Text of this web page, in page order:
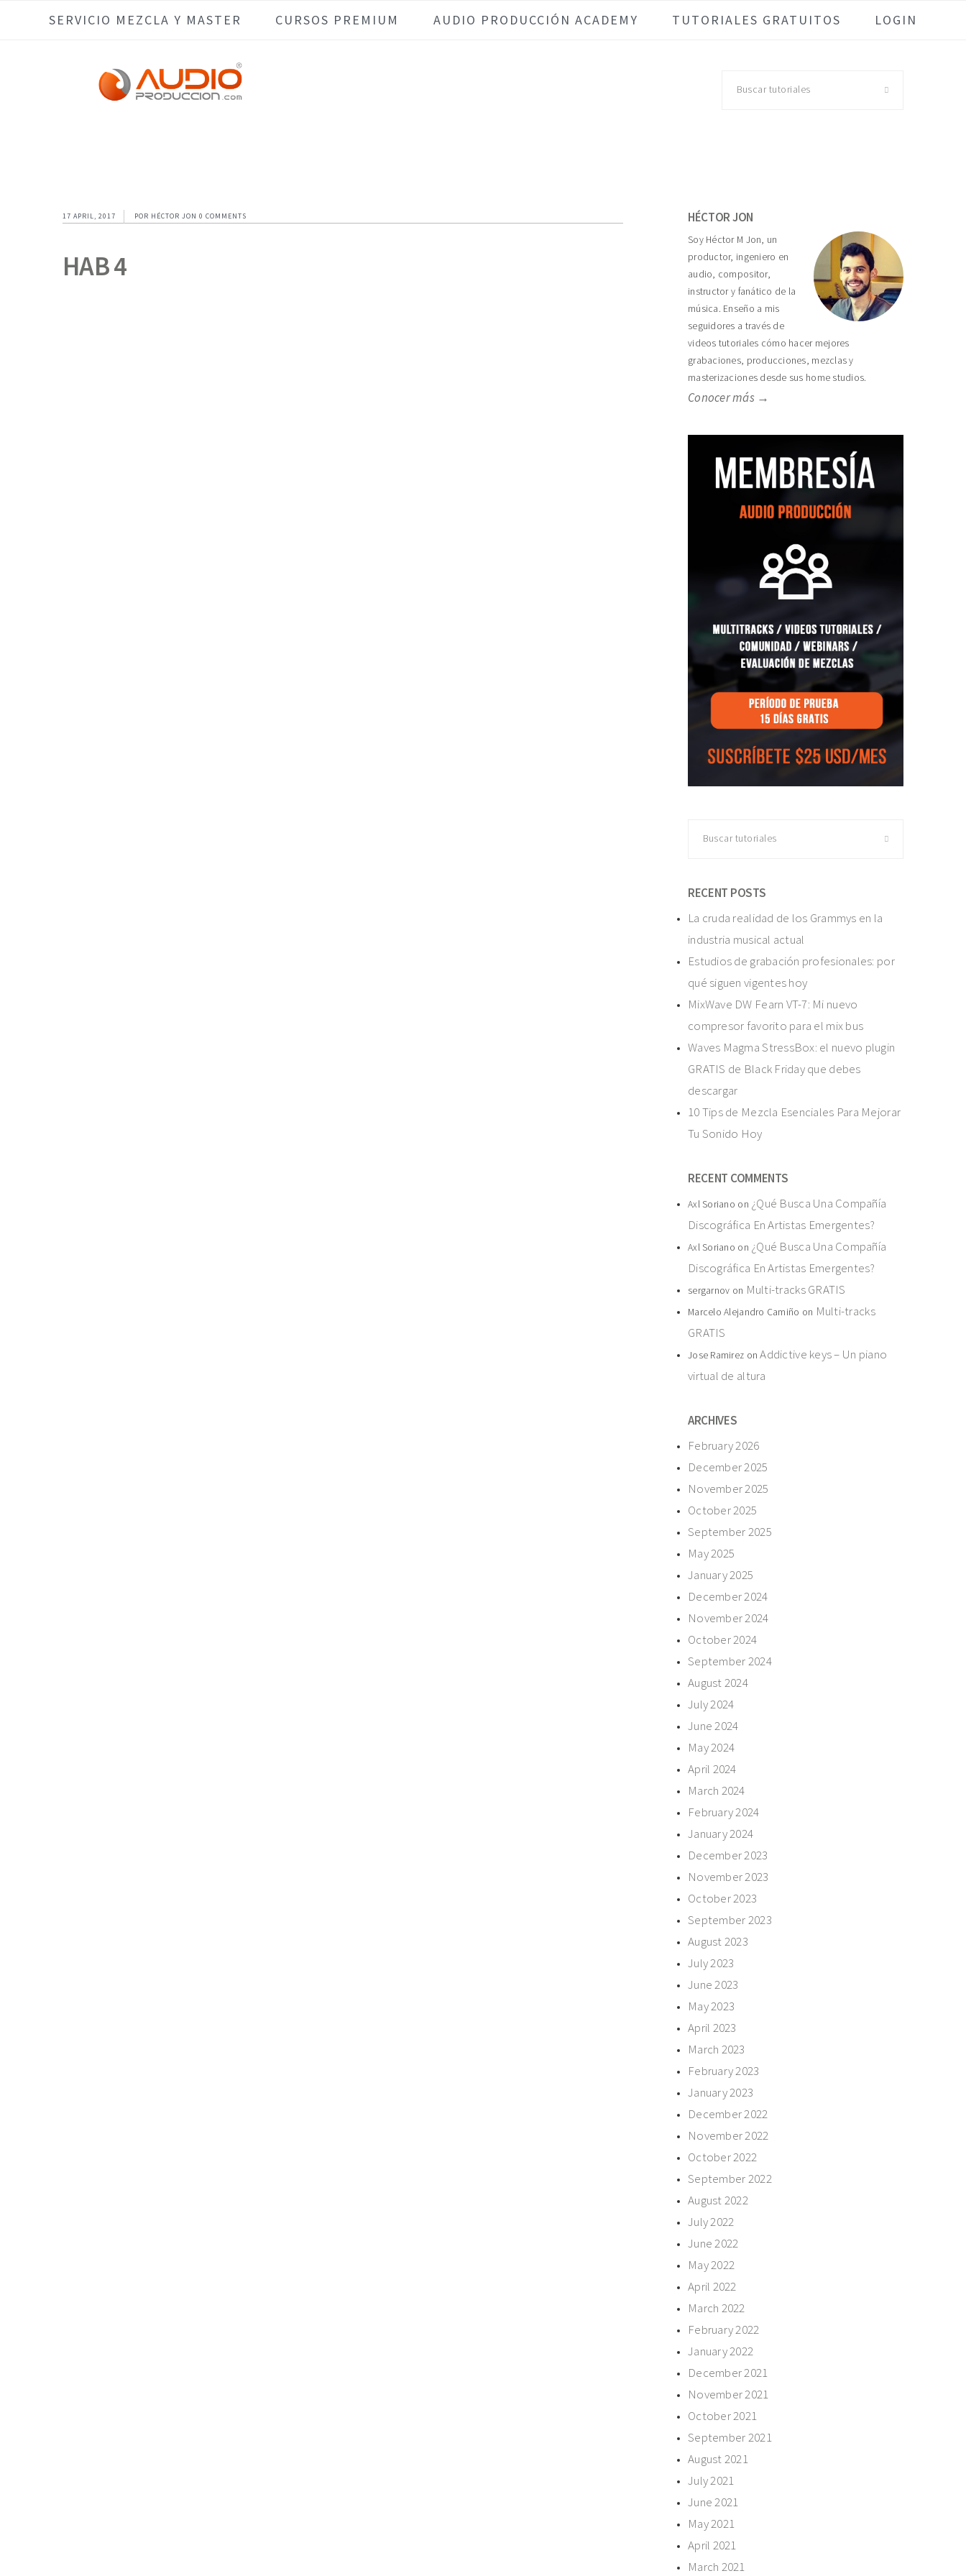
SERVICIO MEZCLA Y MASTER CURSOS PREMIUM AUDIO PRODUCCIÓN ACADEMY TUTORIALES GRATUITOS LOGIN
17 APRIL, 2017 POR HÉCTOR JON 0 COMMENTS
HAB 4
Sidebar
HÉCTOR JON
Soy Héctor M Jon, un
productor, ingeniero en
audio, compositor,
instructor y fanático de la
música. Enseño a mis
seguidores a través de
videos tutoriales cómo hacer mejores
grabaciones, producciones, mezclas y
masterizaciones desde sus home studios.
Conocer más →
tutoriales
RECENT POSTS
La cruda realidad de los Grammys en la
industria musical actual
Estudios de grabación profesionales: por
qué siguen vigentes hoy
MixWave DW Fearn VT-7: Mi nuevo
compresor favorito para el mix bus
Waves Magma StressBox: el nuevo plugin
GRATIS de Black Friday que debes
descargar
10 Tips de Mezcla Esenciales Para Mejorar
Tu Sonido Hoy
RECENT COMMENTS
Axl Soriano on ¿Qué Busca Una Compañía
Discográfica En Artistas Emergentes?
Axl Soriano on ¿Qué Busca Una Compañía
Discográfica En Artistas Emergentes?
sergarnov on Multi-tracks GRATIS
Marcelo Alejandro Camiño on Multi-tracks
GRATIS
Jose Ramirez onAddictive keys – Un piano
virtual de altura
ARCHIVES
February 2026
December 2025
November 2025
October 2025
September 2025
May 2025
January 2025
December 2024
November 2024
October 2024
September 2024
August 2024
July 2024
June 2024
May 2024
April 2024
March 2024
February 2024
January 2024
December 2023
November 2023
October 2023
September 2023
August 2023
July 2023
June 2023
May 2023
April 2023
March 2023
February 2023
January 2023
December 2022
November 2022
October 2022
September 2022
August 2022
July 2022
June 2022
May 2022
April 2022
March 2022
February 2022
January 2022
December 2021
November 2021
October 2021
September 2021
August 2021
July 2021
June 2021
May 2021
April 2021
March 2021